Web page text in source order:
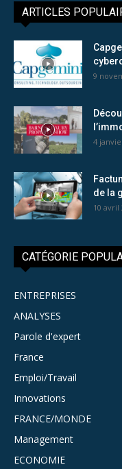
ARTICLES
9
4
de la
10 avril
CATÉGORIE
ENTREPRISES
ANALYSES
Parole d'expert
France
Emploi/Travail
Innovations
FRANCE/MONDE
Management
ECONOMIE